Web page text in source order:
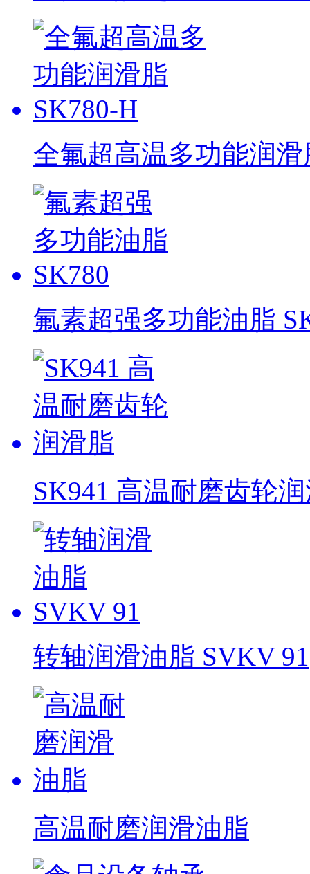
全氟超高温多功能润滑
氟素超强多功能油脂
SK941 高温耐磨齿轮
转轴润滑油脂 SVKV 91
高温耐磨润滑油脂